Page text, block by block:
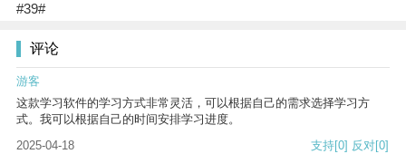
#39#
评论
游客
这款学习软件的学习方式非常灵活，可以根据自己的需求选择学习方
式。我可以根据自己的时间安排学习进度。
2025-04-18
支持[0] 反对[0]